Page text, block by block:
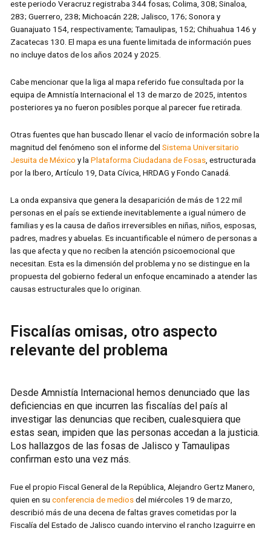
este periodo Veracruz registraba 344 fosas; Colima, 308; Sinaloa,
283; Guerrero, 238; Michoacán 228; Jalisco, 176; Sonora y
Guanajuato 154, respectivamente; Tamaulipas, 152; Chihuahua 146 y
Zacatecas 130. El mapa es una fuente limitada de información pues
no incluye datos de los años 2024 y 2025.
Cabe mencionar que la liga al mapa referido fue consultada por la
equipa de Amnistía Internacional el 13 de marzo de 2025, intentos
posteriores ya no fueron posibles porque al parecer fue retirada.
Otras fuentes que han buscado llenar el vacío de información sobre la
magnitud del fenómeno son el informe delSistema Universitario
Jesuita de México y laPlataforma Ciudadana de Fosas , estructurada
por la Ibero, Artículo 19, Data Cívica, HRDAG y Fondo Canadá.
La onda expansiva que genera la desaparición de más de 122 mil
personas en el país se extiende inevitablemente a igual número de
familias y es la causa de daños irreversibles en niñas, niños, esposas,
padres, madres y abuelas. Es incuantificable el número de personas a
las que afecta y que no reciben la atención psicoemocional que
necesitan. Esta es la dimensión del problema y no se distingue en la
propuesta del gobierno federal un enfoque encaminado a atender las
causas estructurales que lo originan.
Fiscalías omisas, otro aspecto
relevante del problema
Desde Amnistía Internacional hemos denunciado que las
deficiencias en que incurren las fiscalías del país al
investigar las denuncias que reciben, cualesquiera que
estas sean, impiden que las personas accedan a la justicia.
Los hallazgos de las fosas de Jalisco y Tamaulipas
confirman esto una vez más.
Fue el propio Fiscal General de la República, Alejandro Gertz Manero,
quien en suconferencia de mediosdel miércoles 19 de marzo,
describió más de una decena de faltas graves cometidas por la
Fiscalía del Estado de Jalisco cuando intervino el rancho Izaguirre en